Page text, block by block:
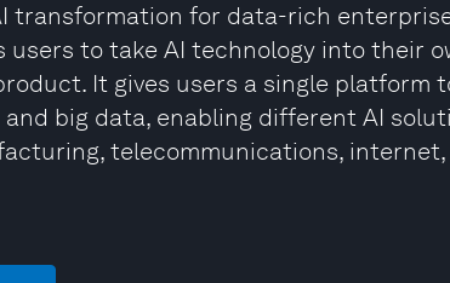
transformation for data-rich
users to take AI technology into their
It gives users a single platform
big data, enabling different AI
telecommunications,